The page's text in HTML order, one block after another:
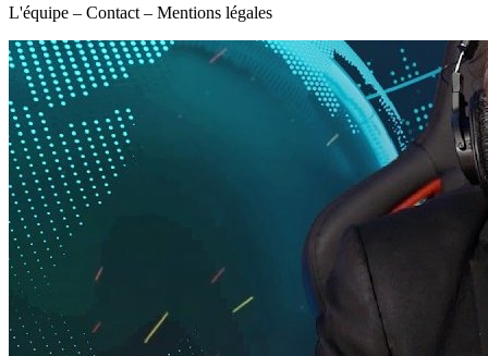
L'équipe – Contact – Mentions légales